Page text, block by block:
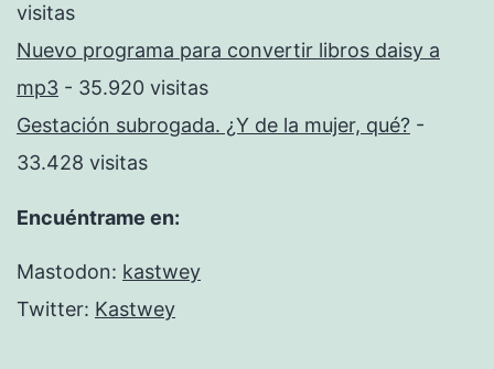
visitas
Nuevo programa para convertir libros daisy a
mp3 - 35.920 visitas
Gestación subrogada. ¿Y de la mujer, qué? -
33.428 visitas
Encuéntrame en:
Mastodon: kastwey
Twitter: Kastwey